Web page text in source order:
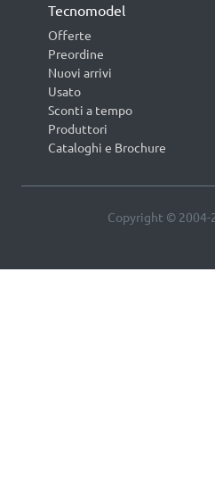
Tecnomodel
Offerte
Preordine
Nuovi arrivi
Usato
Sconti a tempo
Produttori
Cataloghi e Brochure
Copyright © 2004-